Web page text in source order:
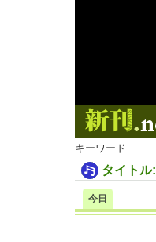
キーワード
タイト
今日